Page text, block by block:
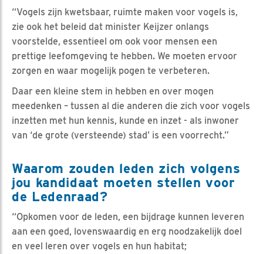
“Vogels zijn kwetsbaar, ruimte maken voor vogels is,
zie ook het beleid dat minister Keijzer onlangs
voorstelde, essentieel om ook voor mensen een
prettige leefomgeving te hebben. We moeten ervoor
zorgen en waar mogelijk pogen te verbeteren.
Daar een kleine stem in hebben en over mogen
meedenken – tussen al die anderen die zich voor vogels
inzetten met hun kennis, kunde en inzet - als inwoner
van ‘de grote (versteende) stad’ is een voorrecht.”
Waarom zouden leden zich volgens
jou kandidaat moeten stellen voor
de Ledenraad?
“Opkomen voor de leden, een bijdrage kunnen leveren
aan een goed, lovenswaardig en erg noodzakelijk doel
en veel leren over vogels en hun habitat;